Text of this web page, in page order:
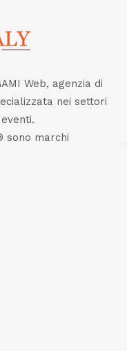
Web, agenzia di
nei settori
sono marchi